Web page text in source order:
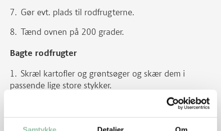
Gør evt. plads til rodfrugterne.
Tænd ovnen på 200 grader.
Bagte rodfrugter
Skræl kartofler og grøntsøger og skær dem i
passende lige store stykker.
laurbærblade.